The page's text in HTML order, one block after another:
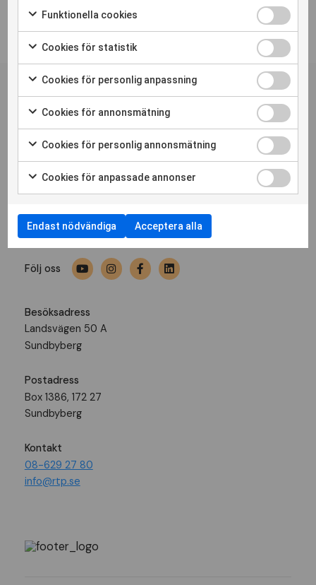
Personskadeförbundet RTPs
nyhetsbrev
Prenumerera
Bli medlem Press
Nyheter
Hitta din förening
Medlemstidningen Liv
Följ oss
Besöksadress
Landsvägen 50 A
Sundbyberg
Postadress
Box 1386, 172 27
Sundbyberg
Kontakt
08-629 27 80
info@rtp.se
Funktionella cookies
Cookies för statistik
Cookies för personlig anpassning
Cookies för annonsmätning
Cookies för personlig annonsmätning
Cookies för anpassade annonser
Endast nödvändiga Acceptera alla